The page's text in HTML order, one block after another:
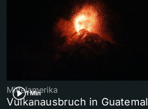
1 Min
Mittelamerika
Vulkanausbruch in